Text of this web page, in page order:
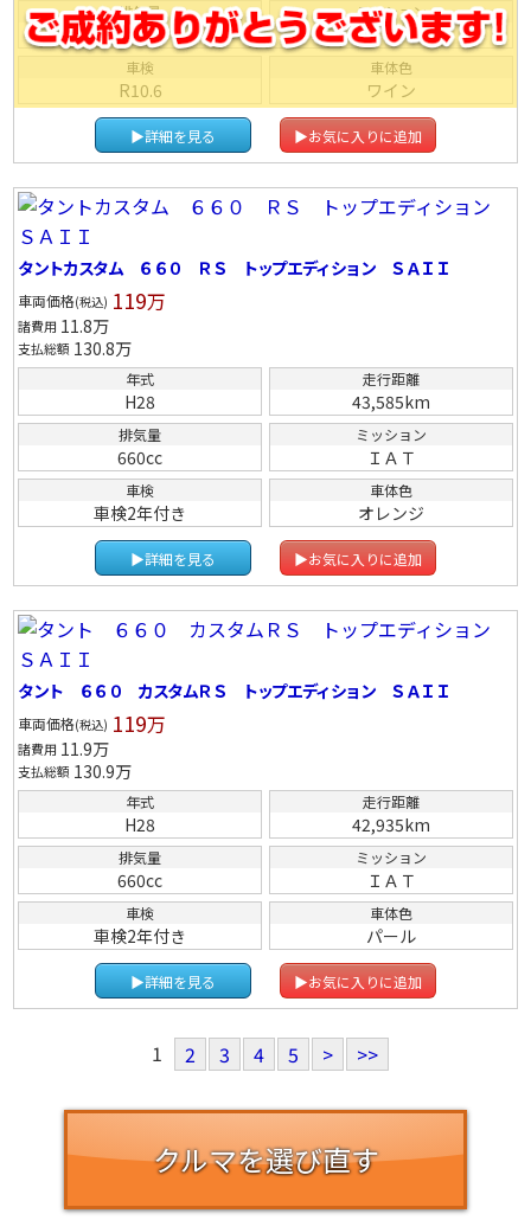
排気量
--
ミッション
ＩＡＴ
車検
R10.6
車体色
ワイン
▶詳細を見る ▶お気に入りに追加
タントカスタム ６６０ ＲＳ トップエディション ＳＡＩＩ
車両価格(税込) 119万
諸費用 11.8万
支払総額 130.8万
年式
H28
走行距離
43,585km
排気量
660cc
ミッション
ＩＡＴ
車検
車検2年付き
車体色
オレンジ
▶詳細を見る ▶お気に入りに追加
タント ６６０ カスタムＲＳ トップエディション ＳＡＩＩ
車両価格(税込) 119万
諸費用 11.9万
支払総額 130.9万
年式
H28
走行距離
42,935km
排気量
660cc
ミッション
ＩＡＴ
車検
車検2年付き
車体色
パール
▶詳細を見る ▶お気に入りに追加
1 2 3 4 5 > >>
クルマを選び直す